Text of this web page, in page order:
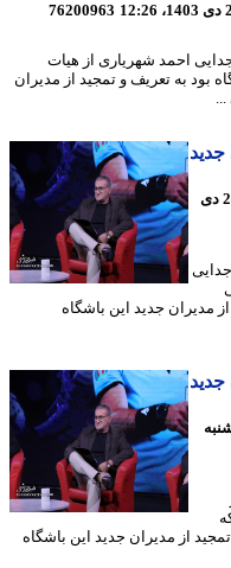
76200963
جدایی احمد شهریاری از هیات
به تعریف و تمجید از مدیران
جدید این باشگاه
مدیران جدید این باشگاه